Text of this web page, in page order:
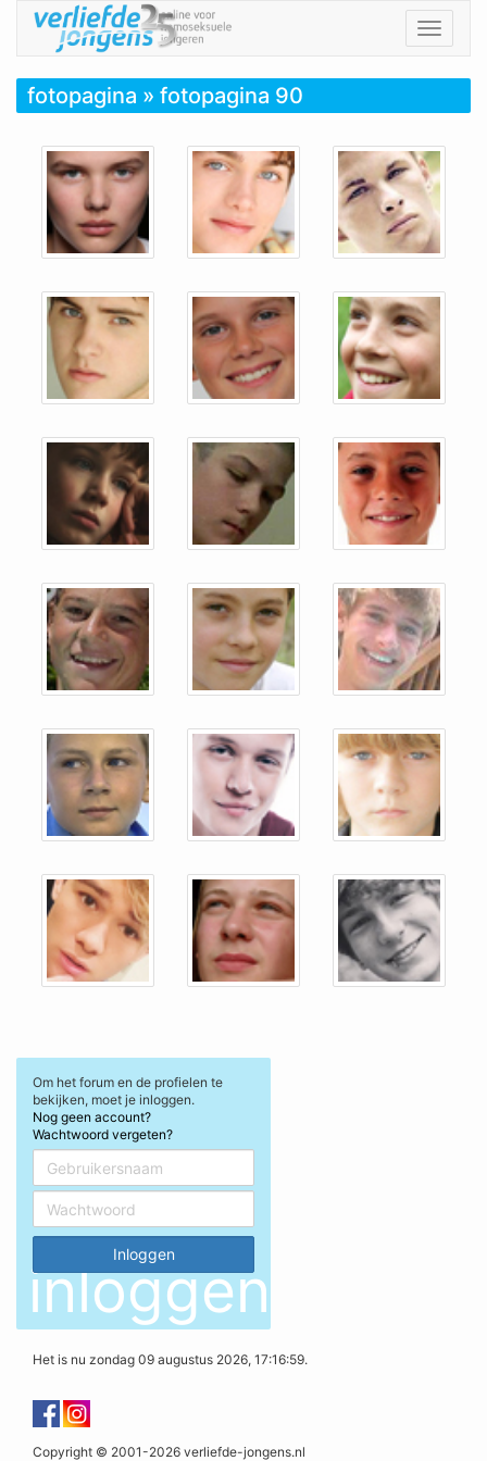
Toggle
fotopagina » fotopagina 90
inloggen
Om het forum en de profielen te
bekijken, moet je inloggen.
Nog geen account?
Wachtwoord vergeten?
Het is nu zondag 09 augustus 2026, 17:16:59.
Copyright © 2001-2026 verliefde-jongens.nl